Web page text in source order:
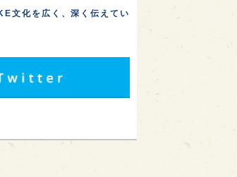
文化を広く、深く伝えてい